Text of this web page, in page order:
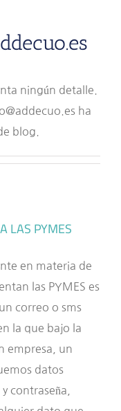
ningún detalle.
ha
blog.
LAS PYMES
en materia de
las PYMES es
correo o sms
la que bajo la
empresa, un
datos
contraseña,